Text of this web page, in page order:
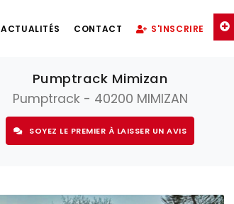
ACTUALITÉS CONTACT S'INSCRIRE
Pumptrack Mimizan
Pumptrack - 40200 MIMIZAN
SOYEZ LE PREMIER À LAISSER UN AVIS